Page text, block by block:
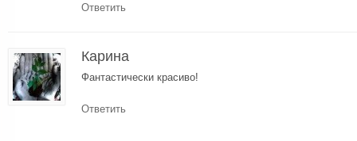
Ответить
Карина
Фантастически красиво!
Ответить